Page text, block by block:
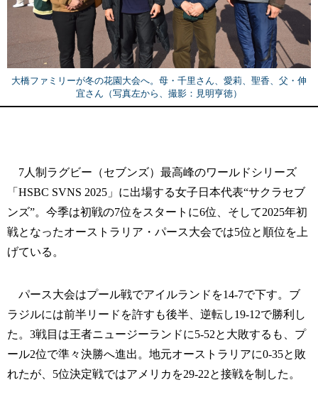
大橋ファミリーが冬の花園大会へ。母・千里さん、愛莉、聖香、父・伸
宜さん（写真左から、撮影：見明亨徳）
7人制ラグビー（セブンズ）最高峰のワールドシリーズ
「HSBC SVNS 2025」に出場する女子日本代表“サクラセブ
ンズ”。今季は初戦の7位をスタートに6位、そして2025年初
戦となったオーストラリア・パース大会では5位と順位を上
げている。
パース大会はプール戦でアイルランドを14-7で下す。ブ
ラジルには前半リードを許すも後半、逆転し19-12で勝利し
た。3戦目は王者ニュージーランドに5-52と大敗するも、プ
ール2位で準々決勝へ進出。地元オーストラリアに0-35と敗
れたが、5位決定戦ではアメリカを29-22と接戦を制した。